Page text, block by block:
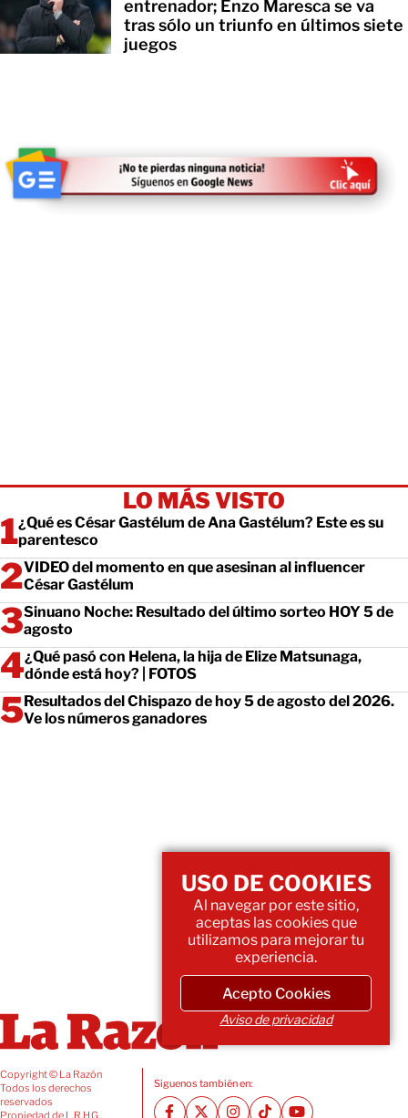
entrenador; Enzo Maresca se va
tras sólo un triunfo en últimos siete
juegos
LO MÁS VISTO
¿Qué es César Gastélum de Ana Gastélum? Este es su
parentesco
VIDEO del momento en que asesinan al influencer
César Gastélum
Sinuano Noche: Resultado del último sorteo HOY 5 de
agosto
¿Qué pasó con Helena, la hija de Elize Matsunaga,
dónde está hoy? | FOTOS
Resultados del Chispazo de hoy 5 de agosto del 2026.
Ve los números ganadores
Copyright © La Razón
Todos los derechos
reservados
Siguenos también en:
USO DE COOKIES
Al navegar por este sitio,
aceptas las cookies que
utilizamos para mejorar tu
experiencia.
Acepto Cookies
Aviso de privacidad